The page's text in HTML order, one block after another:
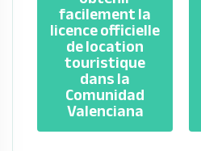
facilement la
licence officielle
de location
touristique
dans la
Comunidad
Valenciana